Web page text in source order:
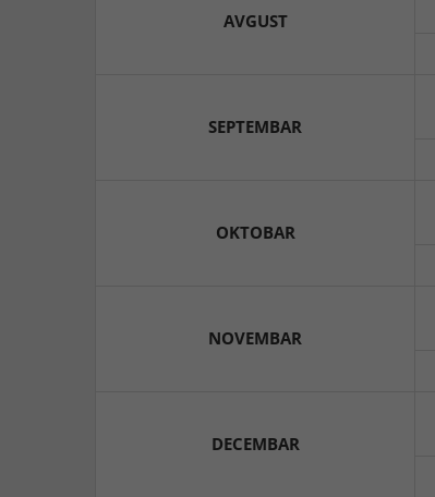
AVGUST
SEPTEMBAR
OKTOBAR
NOVEMBAR
DECEMBAR